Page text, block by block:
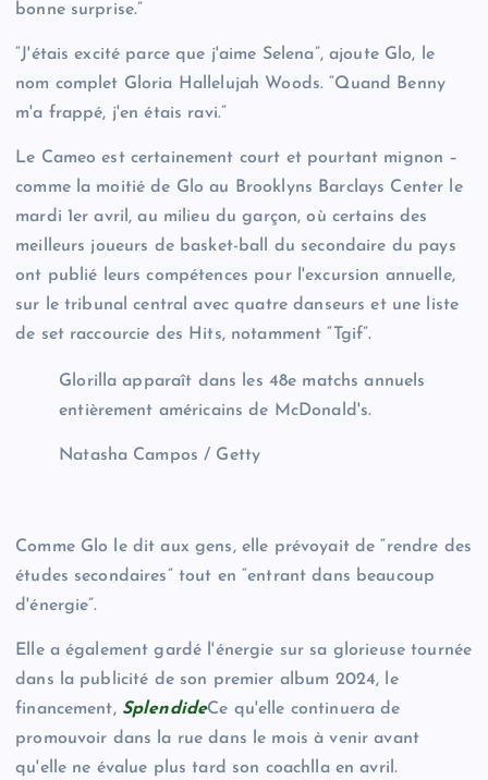
bonne surprise.”
“J'étais excité parce que j'aime Selena”, ajoute Glo, le
nom complet Gloria Hallelujah Woods. “Quand Benny
m'a frappé, j'en étais ravi.”
Le Cameo est certainement court et pourtant mignon –
comme la moitié de Glo au Brooklyns Barclays Center le
mardi 1er avril, au milieu du garçon, où certains des
meilleurs joueurs de basket-ball du secondaire du pays
ont publié leurs compétences pour l'excursion annuelle,
sur le tribunal central avec quatre danseurs et une liste
de set raccourcie des Hits, notamment “Tgif”.
Glorilla apparaît dans les 48e matchs annuels
entièrement américains de McDonald's.
Natasha Campos / Getty
Comme Glo le dit aux gens, elle prévoyait de “rendre des
études secondaires” tout en “entrant dans beaucoup
d'énergie”.
Elle a également gardé l'énergie sur sa glorieuse tournée
dans la publicité de son premier album 2024, le
financement, SplendideCe qu'elle continuera de
promouvoir dans la rue dans le mois à venir avant
qu'elle ne évalue plus tard son coachlla en avril.